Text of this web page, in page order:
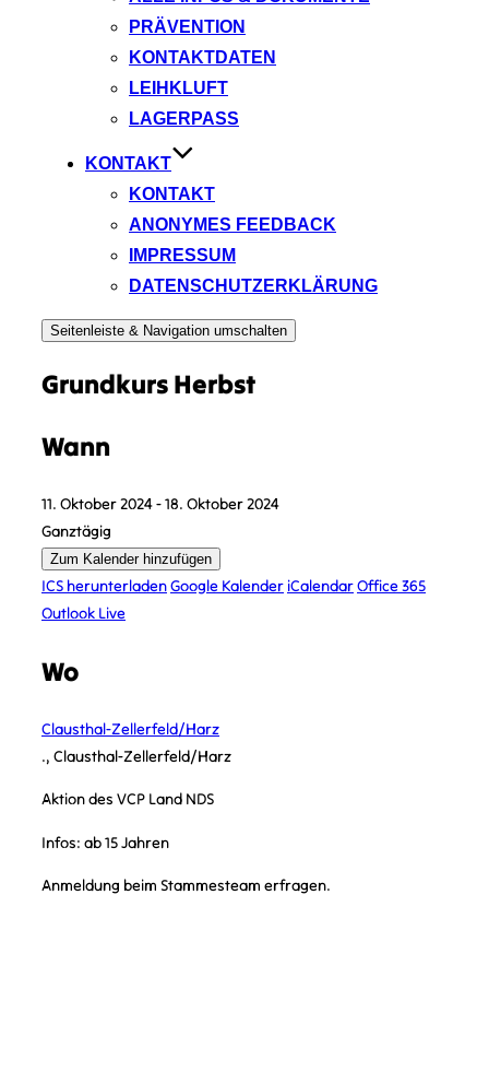
PRÄVENTION
KONTAKTDATEN
LEIHKLUFT
LAGERPASS
KONTAKT
KONTAKT
ANONYMES FEEDBACK
IMPRESSUM
DATENSCHUTZERKLÄRUNG
Seitenleiste & Navigation umschalten
Grundkurs Herbst
Wann
11. Oktober 2024 - 18. Oktober 2024
Ganztägig
Zum Kalender hinzufügen
ICS herunterladenGoogle Kalender iCalendarOffice 365
Outlook Live
Wo
Clausthal-Zellerfeld/Harz
., Clausthal-Zellerfeld/Harz
Aktion des VCP Land NDS
Infos: ab 15 Jahren
Anmeldung beim Stammesteam erfragen.